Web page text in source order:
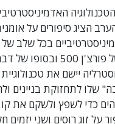
הציג סיפורים על
בכל שלב של
אומנות פסיפס יחידה במינה עבור ענקים קמעונאים של פורצ'ן 500
דומה, יזם באוסטרליה יישם את
שלו לתחזוקת בניינים
כדי לשפץ ולשקם את
זוג רוסים ושני יזמים